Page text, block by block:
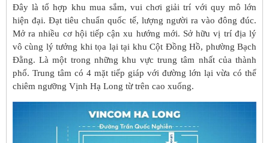
Đây là tổ hợp khu mua sắm, vui chơi giải trí với quy mô lớn
hiện đại. Đạt tiêu chuẩn quốc tế, lượng người ra vào đông đúc.
Mở ra nhiều cơ hội tiếp cận xu hướng mới. Sở hữu vị trí địa lý
vô cùng lý tưởng khi tọa lại tại khu Cột Đồng Hồ, phường Bạch
Đằng. Là một trong những khu vực trung tâm nhất của thành
phố. Trung tâm có 4 mặt tiếp giáp với đường lớn lại vừa có thể
chiêm ngưỡng Vịnh Hạ Long từ trên cao xuống.